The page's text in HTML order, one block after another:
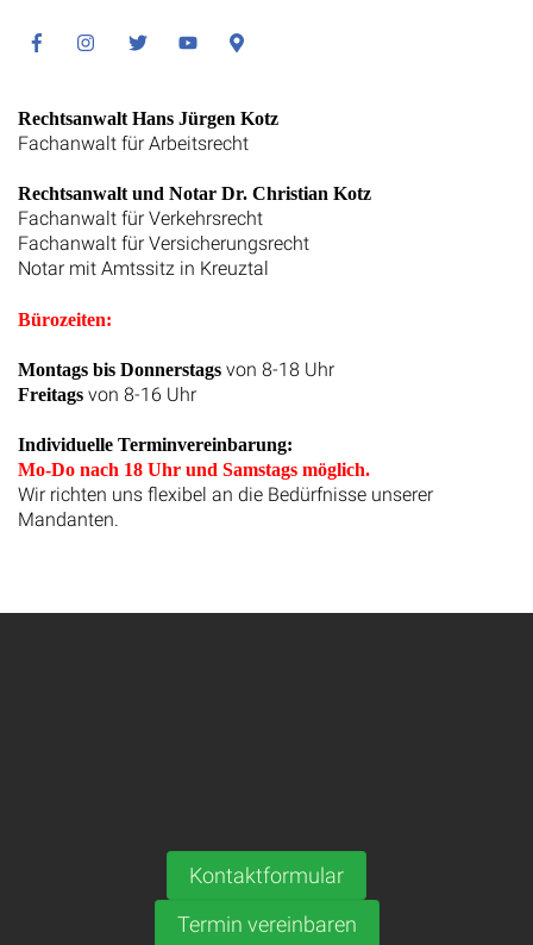
FacebookInstagramTwitter YoutubeGoogle
Rechtsanwalt Hans Jürgen Kotz
Fachanwalt für Arbeitsrecht
Rechtsanwalt und Notar Dr. Christian Kotz
Fachanwalt für Verkehrsrecht
Fachanwalt für Versicherungsrecht
Notar mit Amtssitz in Kreuztal
Bürozeiten:
Montags bis Donnerstags von 8-18 Uhr
Freitags von 8-16 Uhr
Individuelle Terminvereinbarung:
Mo-Do nach 18 Uhr und Samstags möglich.
Wir richten uns flexibel an die Bedürfnisse unserer
Mandanten.
Kontaktformular
Termin vereinbaren